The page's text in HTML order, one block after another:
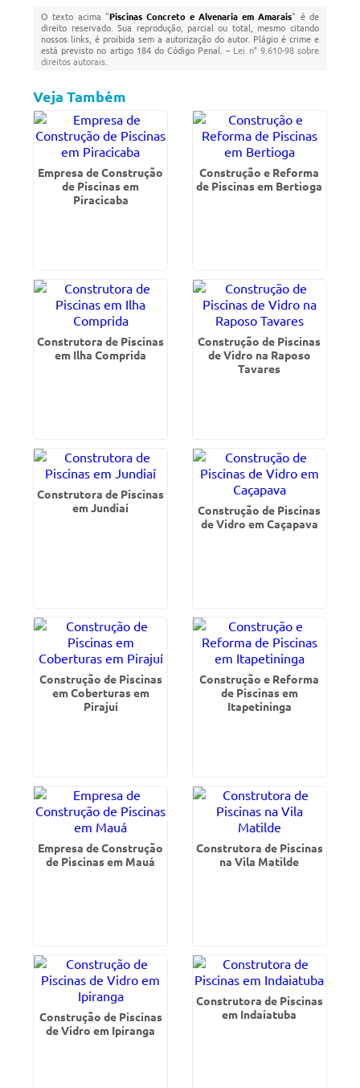
O texto acima "Piscinas Concreto e Alvenaria em Amarais" é de
direito reservado. Sua reprodução, parcial ou total, mesmo citando
nossos links, é proibida sem a autorização do autor. Plágio é crime e
está previsto no artigo 184 do Código Penal. – Lei n° 9.610-98 sobre
direitos autorais
Veja Também
Empresa de Construção
de Piscinas em
Piracicaba
Construção e Reforma
de Piscinas em Bertioga
Construtora de Piscinas
em Ilha Comprida
Construção de Piscinas
de Vidro na Raposo
Tavares
Construtora de Piscinas
em Jundiaí
Construção de Piscinas
de Vidro em Caçapava
Construção de Piscinas
em Coberturas em
Pirajuí
Construção e Reforma
de Piscinas em
Itapetininga
Empresa de Construção
de Piscinas em Mauá
Construtora de Piscinas
na Vila Matilde
Construção de Piscinas
de Vidro em Ipiranga
Construtora de Piscinas
em Indaiatuba